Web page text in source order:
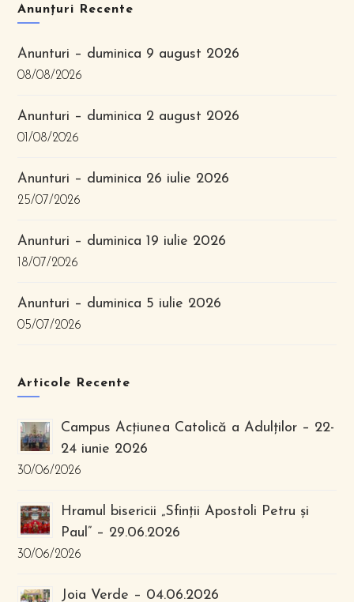
Anunțuri Recente
Anunturi – duminica 9 august 2026
08/08/2026
Anunturi – duminica 2 august 2026
01/08/2026
Anunturi – duminica 26 iulie 2026
25/07/2026
Anunturi – duminica 19 iulie 2026
18/07/2026
Anunturi – duminica 5 iulie 2026
05/07/2026
Articole Recente
Campus Acțiunea Catolică a Adulților – 22-
24 iunie 2026
30/06/2026
Hramul bisericii „Sfinții Apostoli Petru și
Paul” – 29.06.2026
30/06/2026
Joia Verde – 04.06.2026